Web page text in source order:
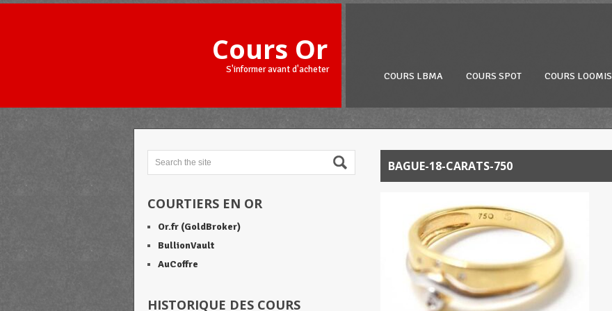
Cours Or
S'informer avant d'acheter
COURS LBMA COURS SPOT COURS LOOMIS
BAGUE-18-CARATS-750
COURTIERS EN OR
Or.fr (GoldBroker)
BullionVault
AuCoffre
HISTORIQUE DES COURS